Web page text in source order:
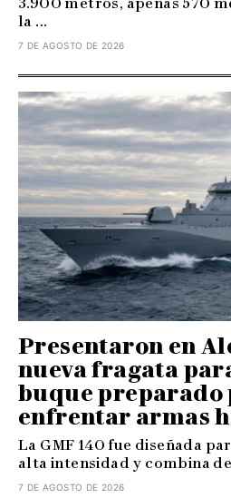
3.900 metros, apenas 570
la ...
7 DE AGOSTO DE 2026
Presentaron en
nueva fragata
buque preparado
enfrentar armas
La GMF 140 fue diseñada
alta intensidad y combina
7 DE AGOSTO DE 2026